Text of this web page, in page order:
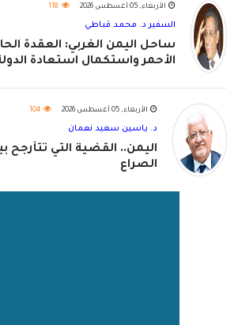
الأربعاء, 05 أغسطس 2026 118
السفير د. محمد قباطي
ساحل اليمن الغربي: العقدة
الأحمر واستكمال استعادة
الأربعاء, 05 أغسطس 2026 104
د. ياسين سعيد نعمان
اليمن.. القضية التي تتأرجح
الصراع